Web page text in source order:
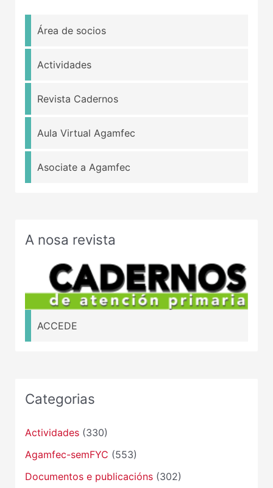
Área de socios
Actividades
Revista Cadernos
Aula Virtual Agamfec
Asociate a Agamfec
A nosa revista
ACCEDE
Categorias
Actividades(330)
Agamfec-semFYC (553)
Documentos e publicacións(302)